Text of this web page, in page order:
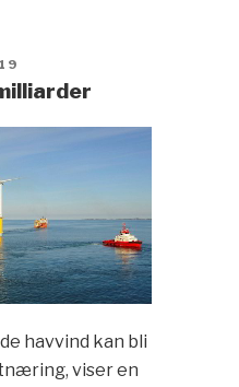
havvind kan bli
viser en